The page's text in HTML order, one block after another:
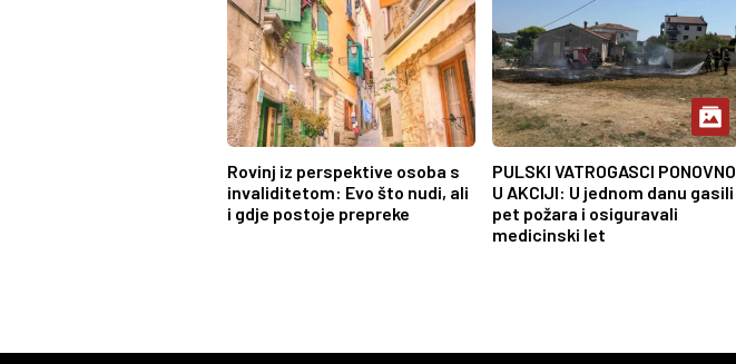
Rovinj iz perspektive osoba s
invaliditetom: Evo što nudi, ali
i gdje postoje prepreke
PULSKI VATROGASCI PONOVNO
U AKCIJI: U jednom danu gasili
pet požara i osiguravali
medicinski let